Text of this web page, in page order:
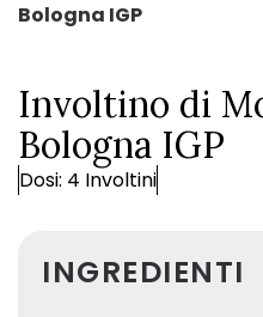
Bologna IGP
Involtino di
Bologna IGP
Dosi: 4 Involtini
INGREDIENTI